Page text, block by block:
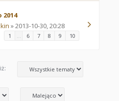
» 2013-10-30, 20:28
1 … 6 7 8 9 10